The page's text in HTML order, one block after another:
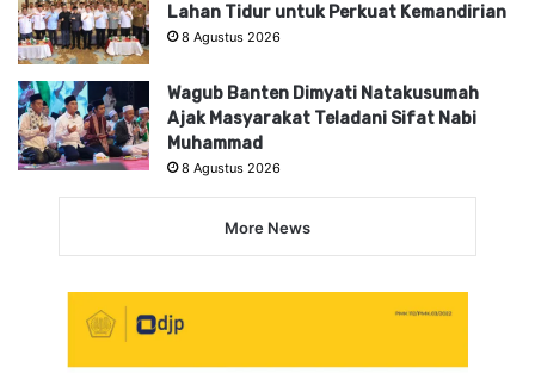
Lahan Tidur untuk Perkuat Kemandirian
8 Agustus 2026
Wagub Banten Dimyati Natakusumah
Ajak Masyarakat Teladani Sifat Nabi
Muhammad
8 Agustus 2026
More News